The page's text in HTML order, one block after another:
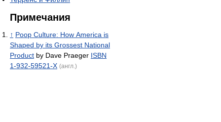
Примечания
↑ Poop Culture: How America is
Shaped by its Grossest National
Product by Dave Praeger ISBN
1-932-59521-X (англ.)